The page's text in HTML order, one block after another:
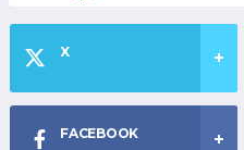
X
FACEBOOK